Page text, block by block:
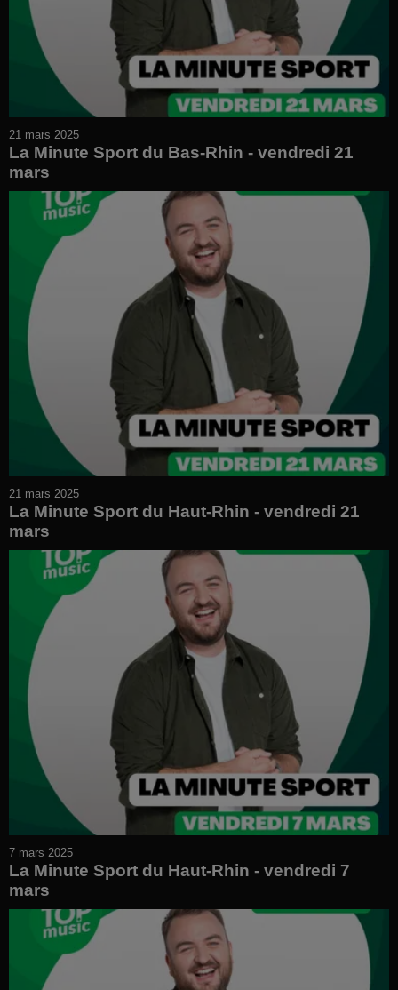
21 mars 2025
La Minute Sport du Bas-Rhin - vendredi 21
mars
21 mars 2025
La Minute Sport du Haut-Rhin - vendredi 21
mars
7 mars 2025
La Minute Sport du Haut-Rhin - vendredi 7
mars